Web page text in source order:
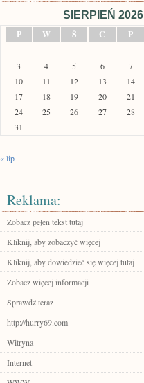
SIERPIEŃ 2026
P
W Ś C P
3
4 5 6 7
10
11 12 13 14
17
18 19 20 21
24
25 26 27 28
31
« lip
Reklama:
Zobacz pełen tekst tutaj
Kliknij, aby zobaczyć więcej
Kliknij, aby dowiedzieć się więcej tutaj
Zobacz więcej informacji
Sprawdź teraz
http://hurry69.com
Witryna
Internet